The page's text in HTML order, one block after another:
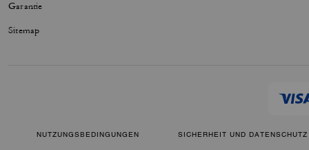
Garantie
Sitemap
NUTZUNGSBEDINGUNGEN SICHERHEIT UND DATENSCHUTZ